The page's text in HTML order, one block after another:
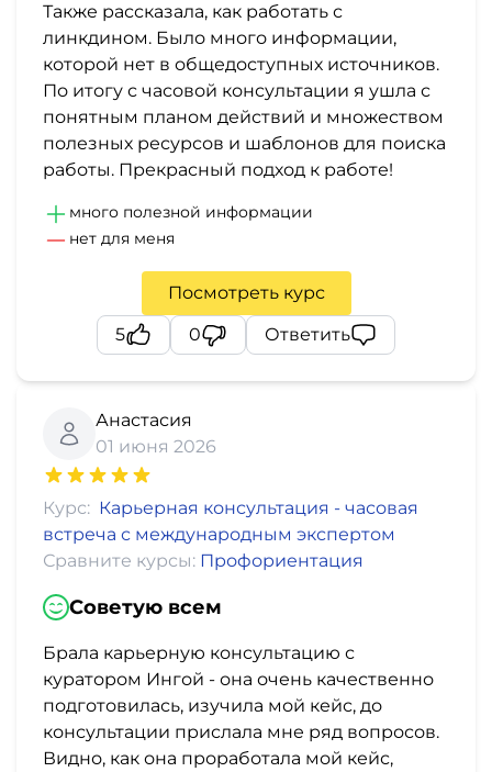
Также рассказала, как работать с
линкдином. Было много информации,
которой нет в общедоступных источников.
По итогу с часовой консультации я ушла с
понятным планом действий и множеством
полезных ресурсов и шаблонов для поиска
работы. Прекрасный подход к работе!
много полезной информации
нет для меня
Посмотреть курс
5
0 Ответить
Анастасия
01 июня 2026
Курс: Карьерная консультация - часовая
встреча с международным экспертом
Сравните курсы: Профориентация
Советую всем
Брала карьерную консультацию с
куратором Ингой - она очень качественно
подготовилась, изучила мой кейс, до
консультации прислала мне ряд вопросов.
Видно, как она проработала мой кейс,